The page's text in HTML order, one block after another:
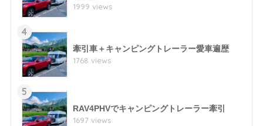
1999 views
4
牽引車＋キャンピングトレーラー愛車遍歴
1768 views
5
RAV4PHVでキャンピングトレーラー牽引
1697 views